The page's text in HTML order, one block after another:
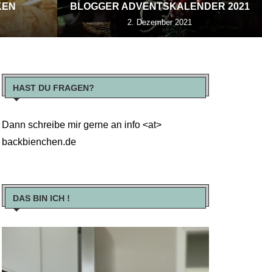
BLOGGER ADVENTSKALENDER 2021
2. Dezember 2021
HAST DU FRAGEN?
Dann schreibe mir gerne an info <at>
backbienchen.de
DAS BIN ICH !